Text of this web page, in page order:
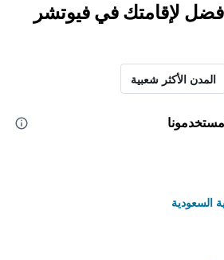
لإقامتك في فيوتشر
المدن الأكثر شعبية
السعودية